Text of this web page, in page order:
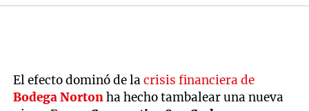
El efecto dominó de lacrisis financiera de
Bodega Nortonha hecho tambalear una nueva